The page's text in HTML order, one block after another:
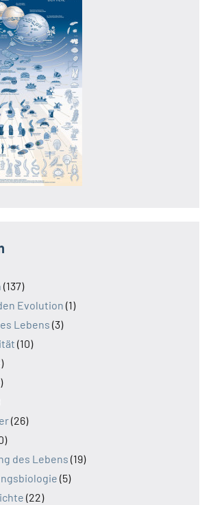
(137)
Evolution (1)
Lebens (3)
(10)
(26)
des Lebens (19)
(5)
(22)